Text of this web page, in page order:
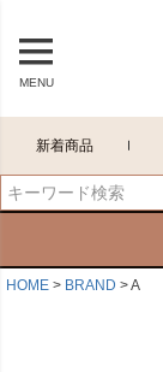
MENU
新着商品
HOME BRAND A